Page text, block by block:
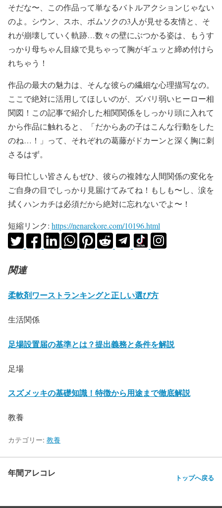
そだな〜、この作品って単なるバトルアクションじゃない
のよ。シウン、スホ、ボムソクの3人が見せる友情と、そ
れが崩壊していく軌跡…数々の壁にぶつかる姿は、もうす
っかり母ちゃん目線で見ちゃって胸がギュッと締め付けら
れちゃう！
作品の最大の魅力は、そんな彼らの繊細な心理描写なの。
ここで絶対に活用してほしいのが、ズバリ弱いヒーロー相
関図！この記事で紹介した相関関係をしっかり頭に入れて
から作品に触れると、「だからあの子はこんな行動をした
のね…！」って、それぞれの葛藤がドカーンと深く胸に刺
さるはず。
毎日忙しい皆さんもぜひ、彼らの複雑な人間関係の変化を
ご自身の目でしっかり見届けてみてね！もしも〜し、涙を
拭くハンカチは必須だから絶対に忘れないでよ〜！
短縮リンク: https://nenarekore.com/10196.html
関連
柔軟剤ワーストランキングと正しい選び方
生活関係
足場設置届の基準とは？提出義務と条件を解説
足場
スズメッキの基礎知識！特徴から用途まで徹底解説
教養
カテゴリー: 教養
年間アレコレ トップへ戻る